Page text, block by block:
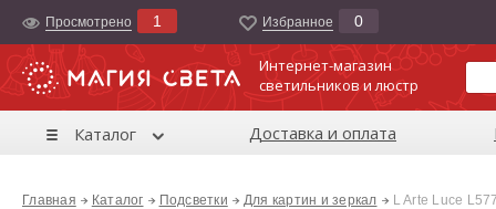
Просмотрено 1 Избранноe 0
Интернет-магазин
светильников и люстр
Каталог Доставка и оплата
Главная Каталог Подсветки Для картин и зеркал L Arte Luce